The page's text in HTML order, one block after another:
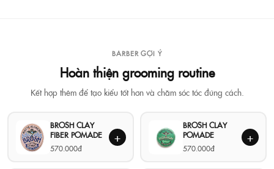
BARBER GỢI Ý
Hoàn thiện grooming routine
Kết hợp thêm để tạo kiểu tốt hơn và chăm sóc tóc đúng cách.
BROSH CLAY
FIBER POMADE
570.000đ
+
BROSH CLAY
POMADE
570.000đ
+